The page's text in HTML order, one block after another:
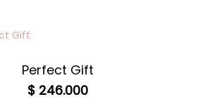
Perfect Gift
$ 246.000